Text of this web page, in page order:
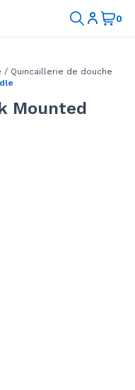
/ Quincaillerie de douche
Mounted